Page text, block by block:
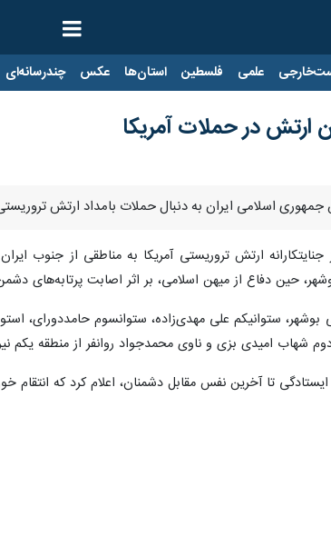
علمی فلسطین استان‌ها عکس چندرسانه‌ای
حین دفاع از میهن اسلامی، بر اثر اصابت پرتابه‌های
ستوانیکم علی مهدی‌زاده، ستوانسوم حامددورای،
شهاب امیدی بزی و ناوی محمدجواد روانفر از منطقه
ایستادگی تا آخرین نفس مقابل دشمنان، اعلام کرد که